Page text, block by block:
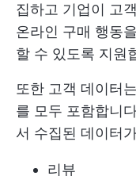
집하고 기업이 고
온라인 구매 행동
할 수 있도록 지원
또한 고객 데이터
를 모두 포함합니
서 수집된 데이터
리뷰